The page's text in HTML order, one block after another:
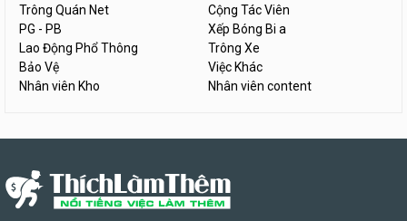
Trông Quán Net
Cộng Tác Viên
PG - PB
Xếp Bóng Bi a
Lao Động Phổ Thông
Trông Xe
Bảo Vệ
Việc Khác
Nhân viên Kho
Nhân viên content